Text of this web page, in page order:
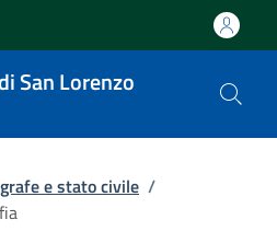
San Lorenzo
e stato civile /